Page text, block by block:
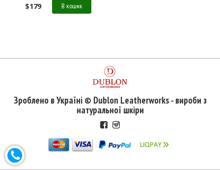
$179 В кошик
Зроблено в Україні © Dublon Leatherworks - вироби з
натуральної шкіри